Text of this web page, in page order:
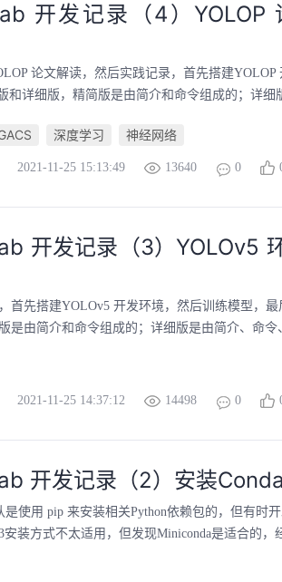
开发记录（4）YOLOP
论文解读，然后实践记录，首先搭建
和详细版，精简版是由简介和命令组成的；详
深度学习 神经网络
2021-11-25 15:13:49 13640 0
开发记录（3）YOLOv5
首先搭建YOLOv5 开发环境，然后训练模型，
是由简介和命令组成的；详细版是由简介、命
2021-11-25 14:37:12 14498 0
开发记录（2）安装
是使用 pip 来安装相关Python依赖包的，但有时
安装方式不太适用，但发现Miniconda是适合的